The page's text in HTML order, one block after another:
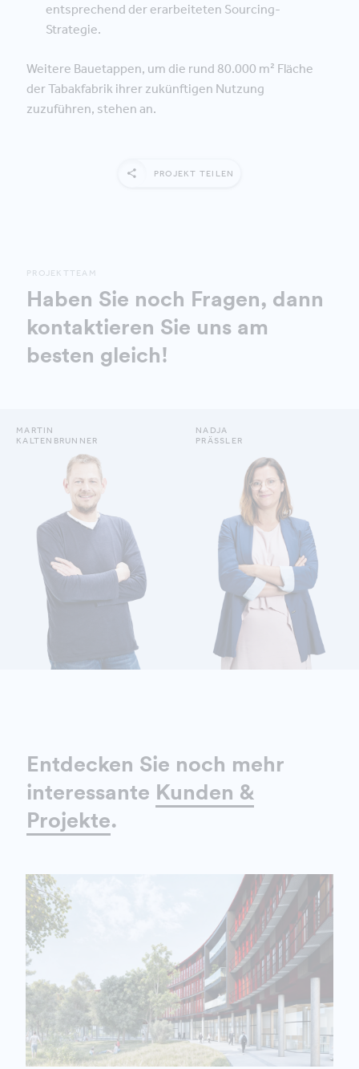
entsprechend der erarbeiteten Sourcing-
Strategie.
Weitere Bauetappen, um die rund 80.000 m² Fläche
der Tabakfabrik ihrer zukünftigen Nutzung
zuzuführen, stehen an.
PROJEKT TEILEN
PROJEKTTEAM
Haben Sie noch Fragen, dann
kontaktieren Sie uns am
besten gleich!
DETAILS ANZEIGEN
MARTIN
KALTENBRUNNER
DETAILS ANZEIGEN
NADJA
PRÄSSLER
Entdecken Sie noch mehr
interessante Kunden &
Projekte.